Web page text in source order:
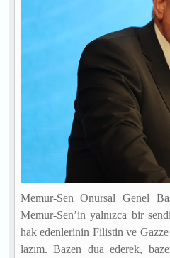
Memur-Sen Onursal Genel
Memur-Sen’in yalnızca bir
hak edenlerinin Filistin ve
lazım. Bazen dua ederek,